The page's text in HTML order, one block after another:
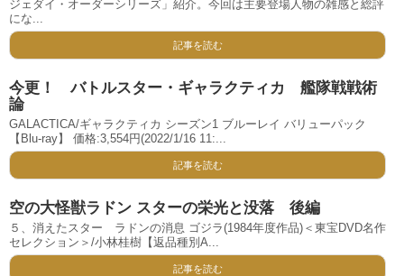
ジェダイ・オーダーシリーズ」紹介。今回は主要登場人物の雑感と総評
にな...
記事を読む
今更！ バトルスター・ギャラクティカ 艦隊戦戦術
論
GALACTICA/ギャラクティカ シーズン1 ブルーレイ バリューパック
【Blu-ray】 価格:3,554円(2022/1/16 11:...
記事を読む
空の大怪獣ラドン スターの栄光と没落 後編
５、消えたスター ラドンの消息 ゴジラ(1984年度作品)＜東宝DVD名作
セレクション＞/小林桂樹【返品種別A...
記事を読む